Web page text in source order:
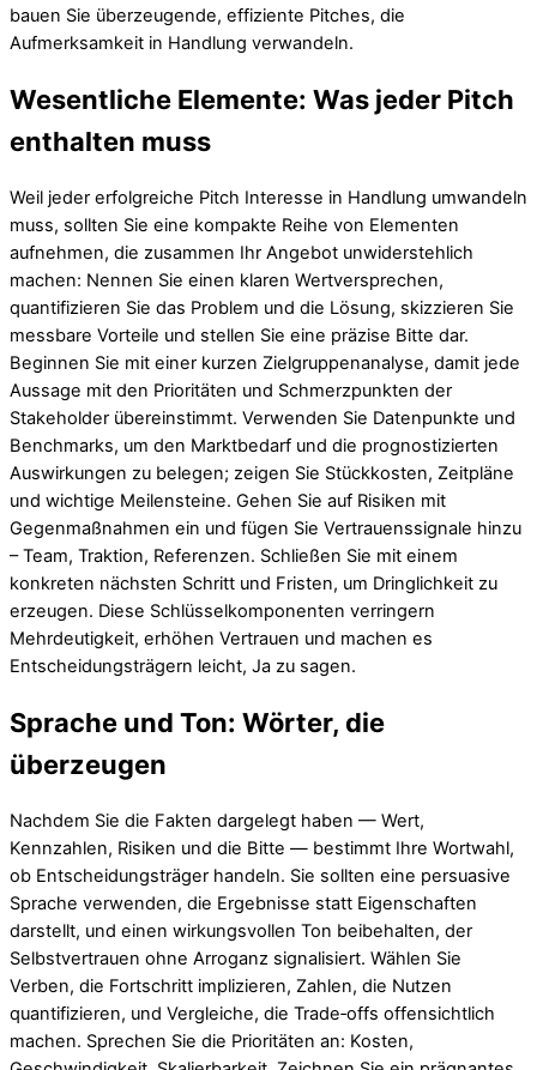
bauen Sie überzeugende, effiziente Pitches, die
Aufmerksamkeit in Handlung verwandeln.
Wesentliche Elemente: Was jeder Pitch
enthalten muss
Weil jeder erfolgreiche Pitch Interesse in Handlung umwandeln
muss, sollten Sie eine kompakte Reihe von Elementen
aufnehmen, die zusammen Ihr Angebot unwiderstehlich
machen: Nennen Sie einen klaren Wertversprechen,
quantifizieren Sie das Problem und die Lösung, skizzieren Sie
messbare Vorteile und stellen Sie eine präzise Bitte dar.
Beginnen Sie mit einer kurzen Zielgruppenanalyse, damit jede
Aussage mit den Prioritäten und Schmerzpunkten der
Stakeholder übereinstimmt. Verwenden Sie Datenpunkte und
Benchmarks, um den Marktbedarf und die prognostizierten
Auswirkungen zu belegen; zeigen Sie Stückkosten, Zeitpläne
und wichtige Meilensteine. Gehen Sie auf Risiken mit
Gegenmaßnahmen ein und fügen Sie Vertrauenssignale hinzu
– Team, Traktion, Referenzen. Schließen Sie mit einem
konkreten nächsten Schritt und Fristen, um Dringlichkeit zu
erzeugen. Diese Schlüsselkomponenten verringern
Mehrdeutigkeit, erhöhen Vertrauen und machen es
Entscheidungsträgern leicht, Ja zu sagen.
Sprache und Ton: Wörter, die
überzeugen
Nachdem Sie die Fakten dargelegt haben — Wert,
Kennzahlen, Risiken und die Bitte — bestimmt Ihre Wortwahl,
ob Entscheidungsträger handeln. Sie sollten eine persuasive
Sprache verwenden, die Ergebnisse statt Eigenschaften
darstellt, und einen wirkungsvollen Ton beibehalten, der
Selbstvertrauen ohne Arroganz signalisiert. Wählen Sie
Verben, die Fortschritt implizieren, Zahlen, die Nutzen
quantifizieren, und Vergleiche, die Trade‑offs offensichtlich
machen. Sprechen Sie die Prioritäten an: Kosten,